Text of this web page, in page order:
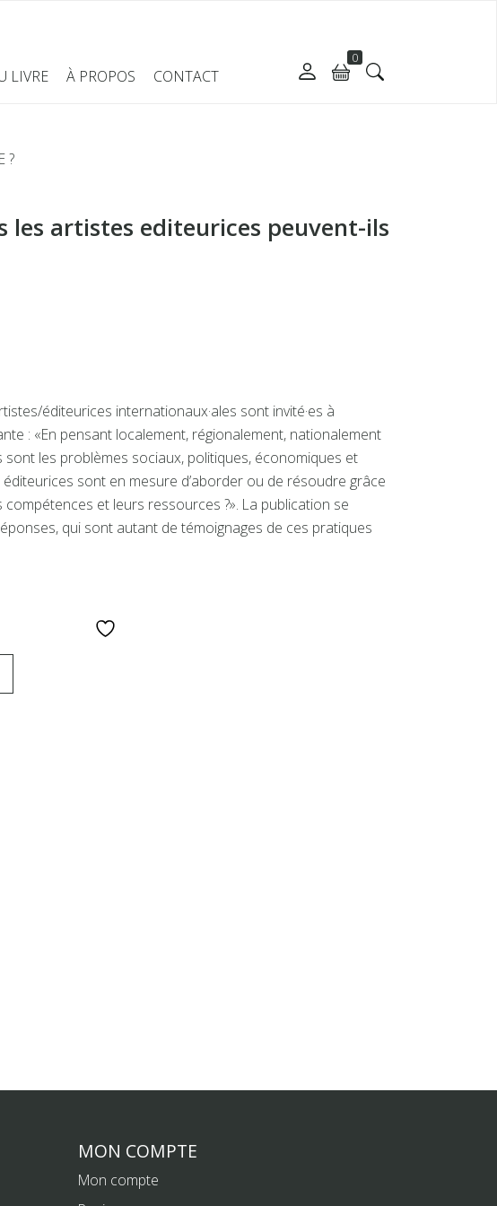
LIVRE À PROPOS CONTACT
0
?
les artistes editeurices peuvent-ils
éditeurices internationaux·ales sont invité·es à
: «En pensant localement, régionalement, nationalement
les problèmes sociaux, politiques, économiques et
sont en mesure d’aborder ou de résoudre grâce
et leurs ressources ?». La publication se
qui sont autant de témoignages de ces pratiques
MON COMPTE
Mon compte